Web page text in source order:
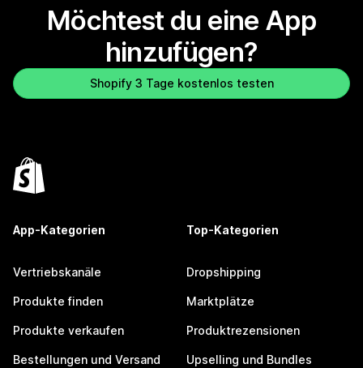
Möchtest du eine App
hinzufügen?
Shopify 3 Tage kostenlos testen
App-Kategorien
Vertriebskanäle
Produkte finden
Produkte verkaufen
Bestellungen und Versand
Top-Kategorien
Dropshipping
Marktplätze
Produktrezensionen
Upselling und Bundles